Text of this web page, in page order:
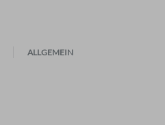
ALLGEMEIN